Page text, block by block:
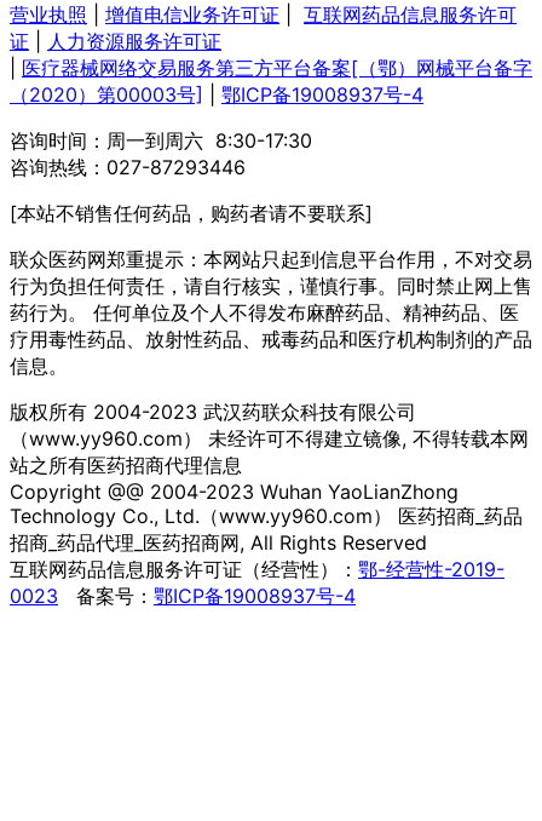
营业执照 增值电信业务许可证
互联网药品信息服务许可
证
人力资源服务许可证
医疗器械网络交易服务第三方平台备案[（鄂）网械平台备字
（2020）第00003号]
鄂ICP备19008937号-4
咨询时间：周一到周六 8:30-17:30
咨询热线：027-87293446
[本站不销售任何药品，购药者请不要联系]
联众医药网郑重提示：本网站只起到信息平台作用，不对交易
行为负担任何责任，请自行核实，谨慎行事。同时禁止网上售
药行为。 任何单位及个人不得发布麻醉药品、精神药品、医
疗用毒性药品、放射性药品、戒毒药品和医疗机构制剂的产品
信息。
版权所有 2004-2023 武汉药联众科技有限公司
（www.yy960.com） 未经许可不得建立镜像, 不得转载本网
站之所有医药招商代理信息
Copyright @@ 2004-2023 Wuhan YaoLianZhong
Technology Co., Ltd.（www.yy960.com） 医药招商_药品
招商_药品代理_医药招商网, All Rights Reserved
互联网药品信息服务许可证（经营性）： 鄂-经营性-2019-
0023 备案号： 鄂ICP备19008937号-4